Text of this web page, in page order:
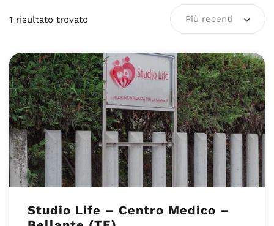
1 risultato trovato Più recenti
Studio Life – Centro Medico –